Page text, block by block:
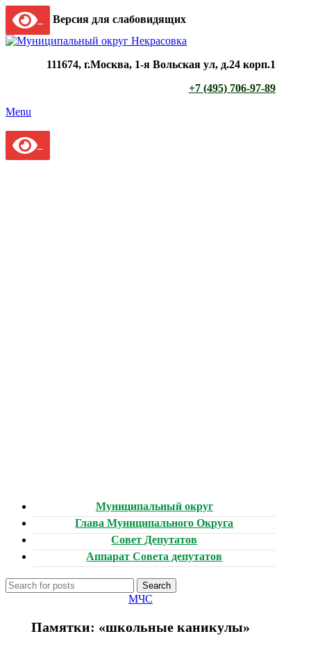
Версия для слабовидящих
111674, г.Москва, 1-я Вольская ул, д.24 корп.1
+7 (495) 706-97-89
Menu
Муниципальный округ
Глава Муниципального Округа
Совет Депутатов
Аппарат Совета депутатов
Search
МЧС
Памятки: «школьные каникулы»